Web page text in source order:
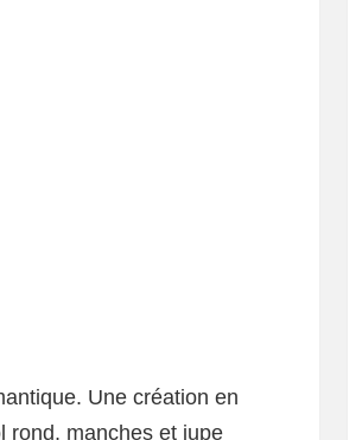
Une création en
rond, manches et jupe